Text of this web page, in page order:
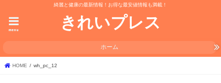
綺麗と健康の最新情報！お得な最安値情報も満載！
きれいプレス
menu
ホーム
HOME wh_pc_12